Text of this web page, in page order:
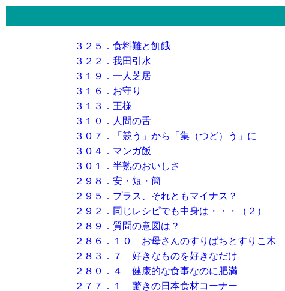
３２５．食料難と飢餓
３２２．我田引水
３１９．一人芝居
３１６．お守り
３１３．王様
３１０．人間の舌
３０７．「競う」から「集（つど）う」に
３０４．マンガ飯
３０１．半熟のおいしさ
２９８．安・短・簡
２９５．プラス、それともマイナス？
２９２．同じレシピでも中身は・・・（２）
２８９．質問の意図は？
２８６．１０ お母さんのすりばちとすりこ木
２８３．７ 好きなものを好きなだけ
２８０．４ 健康的な食事なのに肥満
２７７．１ 驚きの日本食材コーナー